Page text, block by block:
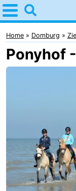
Home
Domburg
Tips
Webcam
Strand
Overnachten
Home Domburg
Ponyhof